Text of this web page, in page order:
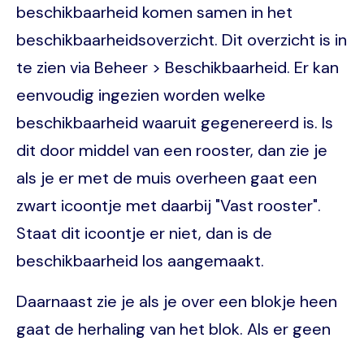
beschikbaarheid komen samen in het
beschikbaarheidsoverzicht. Dit overzicht is in
te zien via Beheer > Beschikbaarheid. Er kan
eenvoudig ingezien worden welke
beschikbaarheid waaruit gegenereerd is. Is
dit door middel van een rooster, dan zie je
als je er met de muis overheen gaat een
zwart icoontje met daarbij "Vast rooster".
Staat dit icoontje er niet, dan is de
beschikbaarheid los aangemaakt.
Daarnaast zie je als je over een blokje heen
gaat de herhaling van het blok. Als er geen